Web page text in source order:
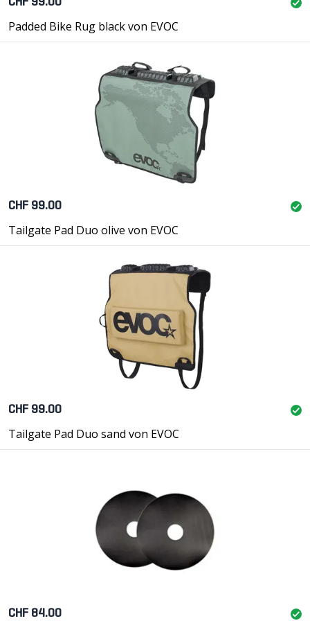
Padded Bike Rug black von EVOC
CHF 99.00
Tailgate Pad Duo olive von EVOC
CHF 99.00
Tailgate Pad Duo sand von EVOC
CHF 84.00